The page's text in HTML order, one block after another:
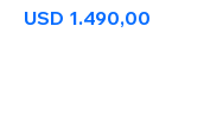
USD 1.490,00